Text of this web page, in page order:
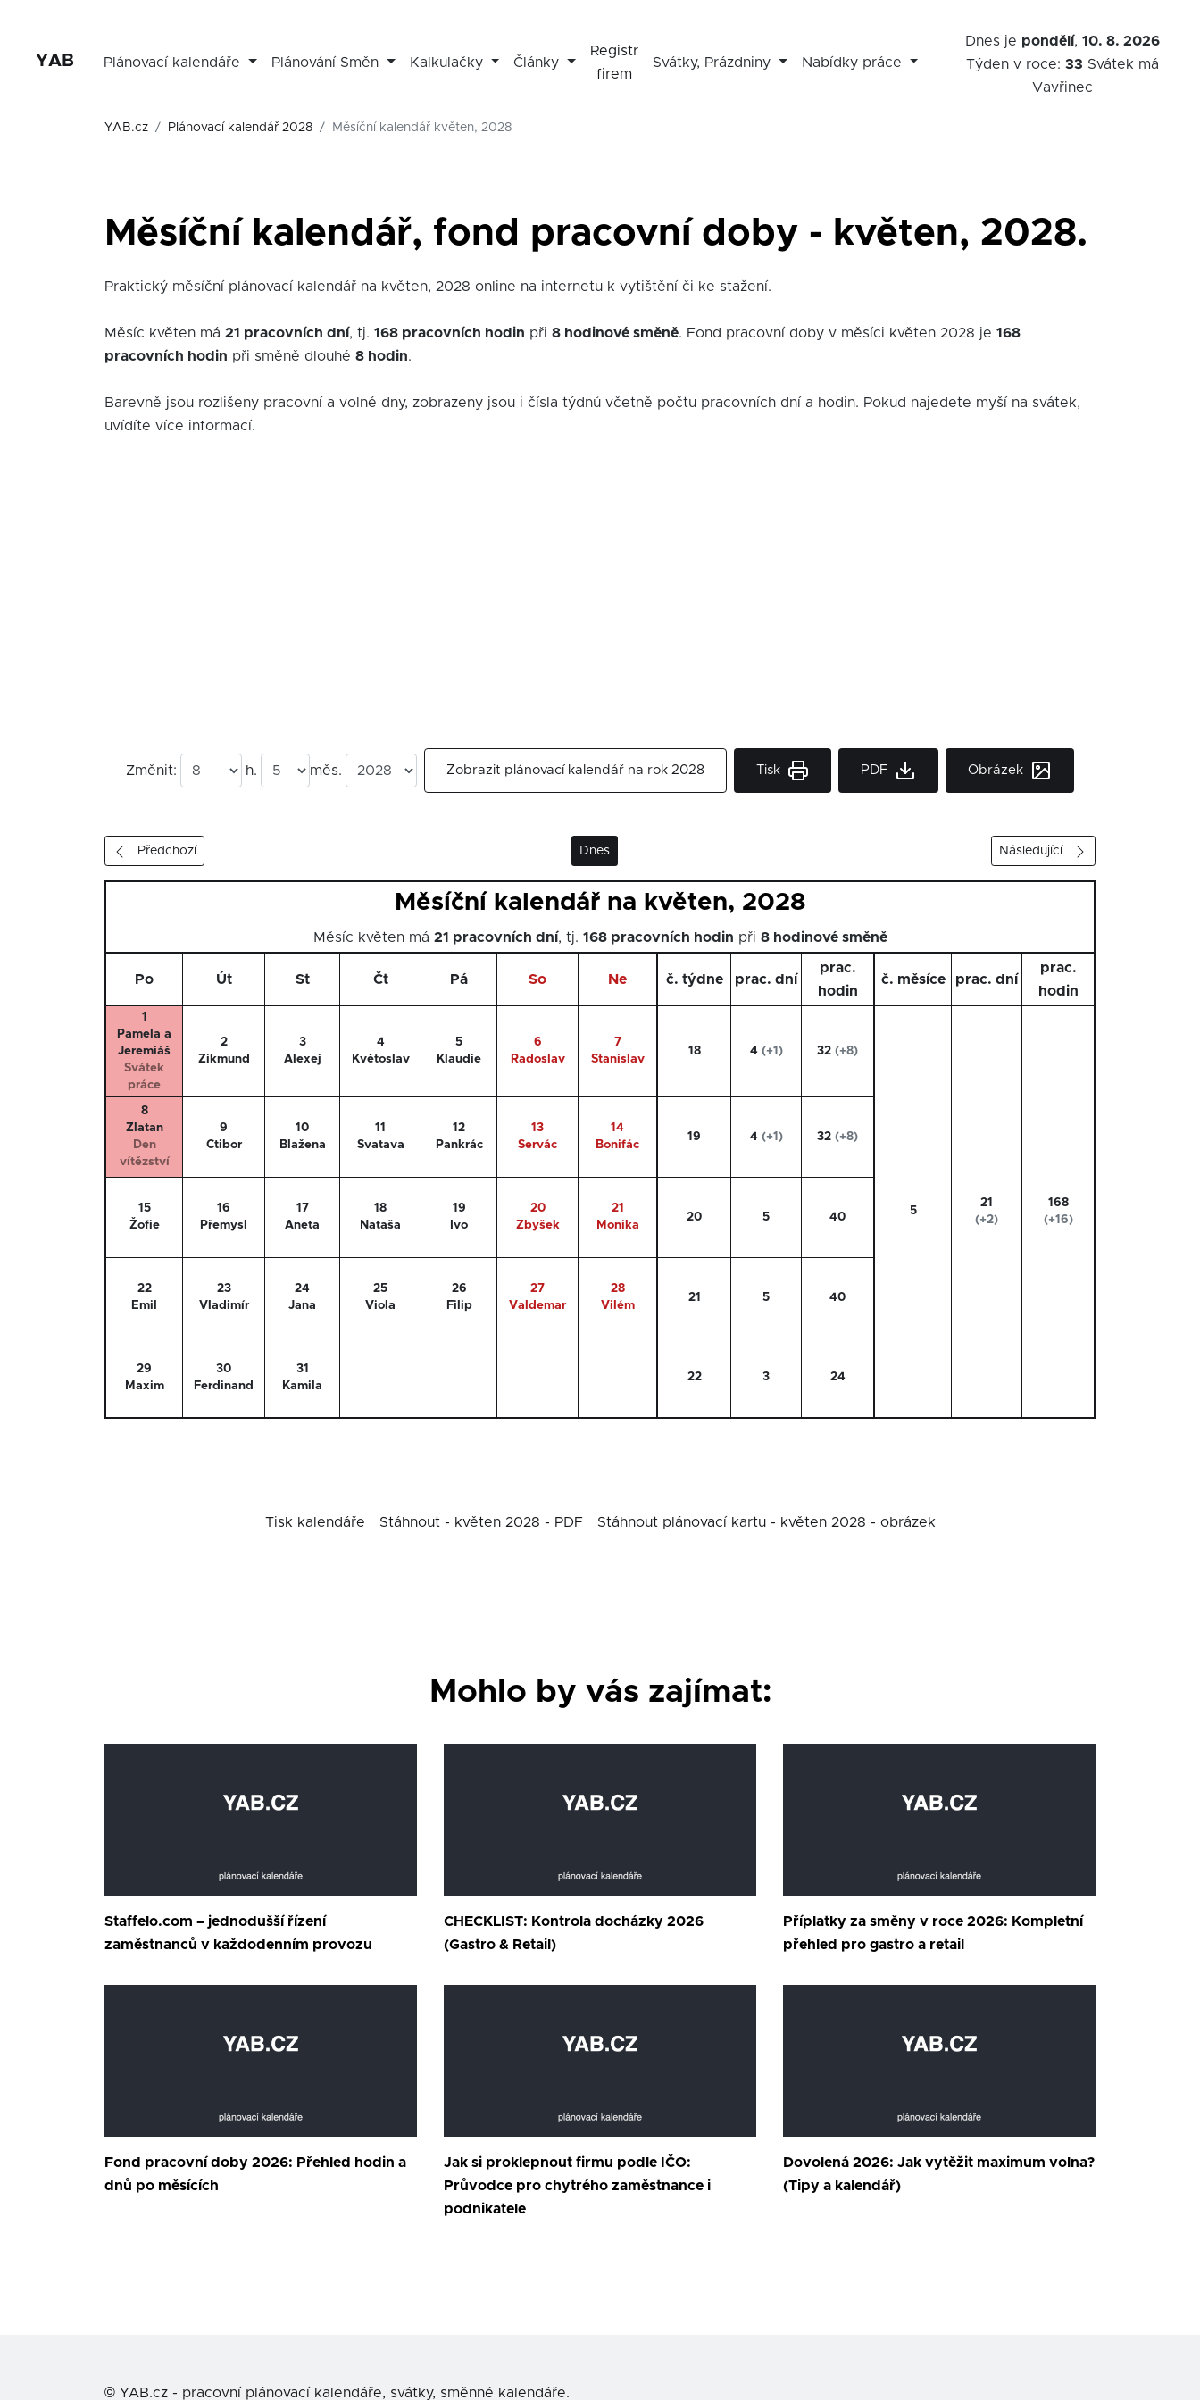
YAB Plánovací kalendáře Plánování Směn Kalkulačky Články
Registr
firem
Svátky, Prázdniny Nabídky práce
Dnes je pondělí,10. 8. 2026
Týden v roce:33 Svátek má
Vavřinec
YAB.cz Plánovací kalendář 2028 Měsíční kalendář květen, 2028
Měsíční kalendář, fond pracovní doby - květen, 2028.
Praktický měsíční plánovací kalendář na květen, 2028 online na internetu k vytištění či ke stažení.
Měsíc květen má 21 pracovních dní, tj. 168 pracovních hodin při 8 hodinové směně. Fond pracovní doby v měsíci květen 2028 je 168
pracovních hodin při směně dlouhé 8 hodin.
Barevně jsou rozlišeny pracovní a volné dny, zobrazeny jsou i čísla týdnů včetně počtu pracovních dní a hodin. Pokud najedete myší na svátek,
uvídíte více informací.
Změnit: h. měs. Zobrazit plánovací kalendář na rok 2028 Tisk PDF Obrázek
Předchozí Dnes Následující
Měsíční kalendář na květen, 2028
Měsíc květen má 21 pracovních dní, tj. 168 pracovních hodin při 8 hodinové směně
Po Út St Čt Pá So Ne č. týdne prac. dní
prac.
hodin
č. měsíce prac. dní
prac.
hodin
1
Pamela a
Jeremiáš
Svátek
práce
2
Zikmund
3
Alexej
4
Květoslav
5
Klaudie
6
Radoslav
7
Stanislav
18 4 (+1) 32 (+8)
5
21
(+2)
168
(+16)
8
Zlatan
Den
vítězství
9
Ctibor
10
Blažena
11
Svatava
12
Pankrác
13
Servác
14
Bonifác
19 4 (+1) 32 (+8)
15
Žofie
16
Přemysl
17
Aneta
18
Nataša
19
Ivo
20
Zbyšek
21
Monika
20 5 40
22
Emil
23
Vladimír
24
Jana
25
Viola
26
Filip
27
Valdemar
28
Vilém
21 5 40
29
Maxim
30
Ferdinand
31
Kamila
22 3 24
Tisk kalendáře Stáhnout - květen 2028 - PDF Stáhnout plánovací kartu - květen 2028 - obrázek
Mohlo by vás zajímat:
Staffelo.com – jednodušší řízení
zaměstnanců v každodenním provozu
CHECKLIST: Kontrola docházky 2026
(Gastro & Retail)
Příplatky za směny v roce 2026: Kompletní
přehled pro gastro a retail
Fond pracovní doby 2026: Přehled hodin a
dnů po měsících
Jak si proklepnout firmu podle IČO:
Průvodce pro chytrého zaměstnance i
podnikatele
Dovolená 2026: Jak vytěžit maximum volna?
(Tipy a kalendář)
© YAB.cz - pracovní plánovací kalendáře, svátky, směnné kalendáře.